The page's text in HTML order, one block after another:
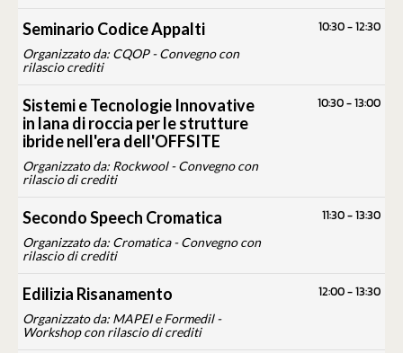
Seminario Codice Appalti
Organizzato da: CQOP - Convegno con
rilascio crediti
10:30-12:30
Sistemi e Tecnologie Innovative
in lana di roccia per le strutture
ibride nell'era dell'OFFSITE
Organizzato da: Rockwool - Convegno con
rilascio di crediti
10:30-13:00
Secondo Speech Cromatica
Organizzato da: Cromatica - Convegno con
rilascio di crediti
11:30-13:30
Edilizia Risanamento
Organizzato da: MAPEI e Formedil -
Workshop con rilascio di crediti
12:00-13:30